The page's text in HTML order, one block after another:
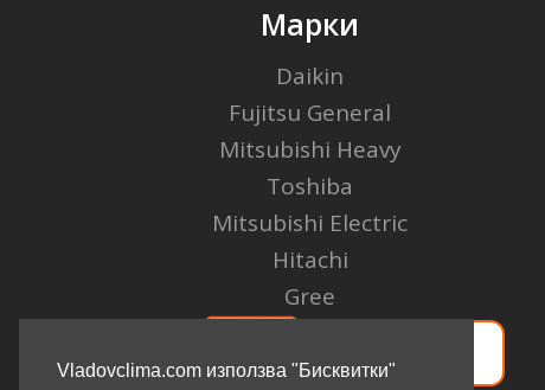
Vladovclima.com използва "Бисквитки"
Марки
Daikin
Fujitsu General
Mitsubishi Heavy
Toshiba
Mitsubishi Electric
Hitachi
Gree